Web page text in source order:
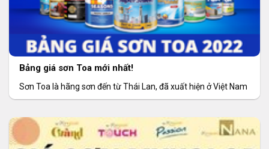
Bảng giá sơn Toa mới nhất!
Sơn Toa là hãng sơn đến từ Thái Lan, đã xuất hiện ở Việt Nam